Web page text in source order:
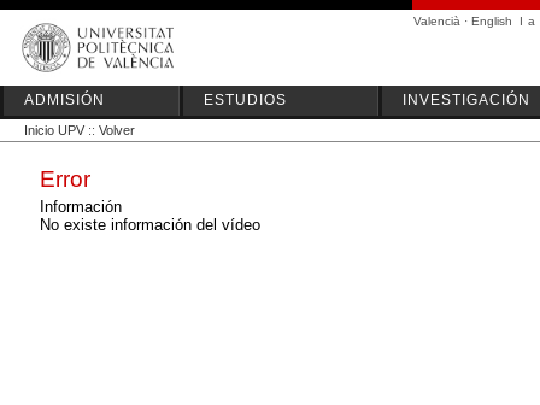
Valencià · English I a
ADMISIÓN ESTUDIOS INVESTIGACIÓN
Inicio UPV :: Volver
Error
Información
No existe información del vídeo